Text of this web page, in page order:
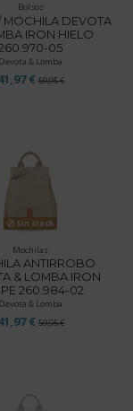
Bolsos
DEVOTA
IRON HIELO
05
Devota & Lomba
€ 59,95 €
Sin stock
Mochilas
ANTIRROBO
& LOMBA IRON
260.984-02
Devota & Lomba
€ 59,95 €